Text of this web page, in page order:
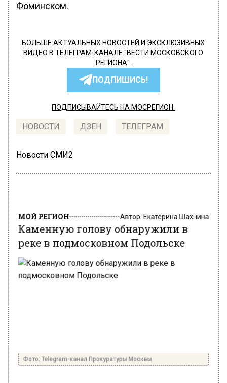
Фоминском.
БОЛЬШЕ АКТУАЛЬНЫХ НОВОСТЕЙ И ЭКСКЛЮЗИВНЫХ
ВИДЕО В ТЕЛЕГРАМ-КАНАЛЕ "ВЕСТИ МОСКОВСКОГО
РЕГИОНА".
ПОДПИШИСЬ!
ПОДПИСЫВАЙТЕСЬ НА МОСРЕГИОН:
НОВОСТИ ДЗЕН ТЕЛЕГРАМ
Новости СМИ2
Каменную голову обнаружили в
реке в подмосковном Подольске